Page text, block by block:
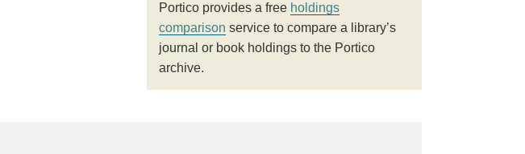
Portico provides a free holdings
comparison service to compare a library’s
journal or book holdings to the Portico
archive.